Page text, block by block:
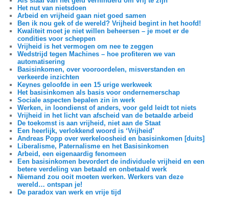
Het nut van nietsdoen
Arbeid en vrijheid gaan niet goed samen
Ben ik nou gek of de wereld? Vrijheid begint in het hoofd!
Kwaliteit moet je niet willen beheersen – je moet er de
condities voor scheppen
Vrijheid is het vermogen om nee te zeggen
Wedstrijd tegen Machines – hoe profiteren we van
automatisering
Basisinkomen, over vooroordelen, misverstanden en
verkeerde inzichten
Keynes geloofde in een 15 urige werkweek
Het basisinkomen als basis voor ondernemerschap
Sociale aspecten bepalen zin in werk
Werken, in loondienst of anders, voor geld leidt tot niets
Vrijheid in het licht van afscheid van de betaalde arbeid
De toekomst is aan vrijheid, niet aan de Staat
Een heerlijk, verlokkend woord is ‘Vrijheid’
Andreas Popp over werkeloosheid en basisinkomen [duits]
Liberalisme, Paternalisme en het Basisinkomen
Arbeid, een eigenaardig fenomeen
Een basisinkomen bevordert de individuele vrijheid en een
betere verdeling van betaald en onbetaald werk
Niemand zou ooit moeten werken. Werkers van deze
wereld… ontspan je!
De paradox van werk en vrije tijd